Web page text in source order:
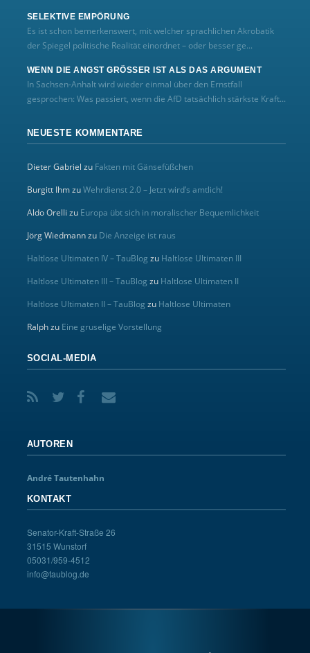
SELEKTIVE EMPÖRUNG
Es ist schon bemerkenswert, mit welcher sprachlichen Akrobatik
der Spiegel politische Realität einordnet – oder besser ge...
WENN DIE ANGST GRÖSSER IST ALS DAS ARGUMENT
In Sachsen-Anhalt wird wieder einmal über den Ernstfall
gesprochen: Was passiert, wenn die AfD tatsächlich stärkste Kraft...
NEUESTE KOMMENTARE
Dieter Gabriel zu Fakten mit Gänsefüßchen
Burgitt IhmzuWehrdienst 2.0 – Jetzt wird’s amtlich!
Aldo Orelli zu Europa übt sich in moralischer Bequemlichkeit
Jörg Wiedmannzu Die Anzeige ist raus
Haltlose Ultimaten IV – TauBlog zu Haltlose Ultimaten III
Haltlose Ultimaten III – TauBlog zu Haltlose Ultimaten II
Haltlose Ultimaten II – TauBlog zu Haltlose Ultimaten
Ralphzu Eine gruselige Vorstellung
SOCIAL-MEDIA
AUTOREN
André Tautenhahn
KONTAKT
Senator-Kraft-Straße 26
31515 Wunstorf
05031/959-4512
info@taublog.de